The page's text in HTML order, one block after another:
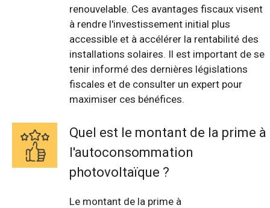
renouvelable. Ces avantages fiscaux visent
à rendre l'investissement initial plus
accessible et à accélérer la rentabilité des
installations solaires. Il est important de se
tenir informé des dernières législations
fiscales et de consulter un expert pour
maximiser ces bénéfices.
Quel est le montant de la prime à
l'autoconsommation
photovoltaïque ?
Le montant de la prime à